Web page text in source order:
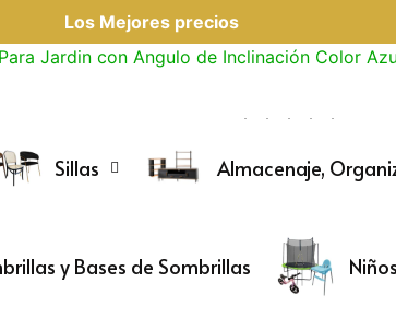
Los Mejores precios
Sillas Almacenaje,
y Bases de Sombrillas
Jardin con Angulo de Inclinación Color
Agotado
Sombrilla
Inclinación